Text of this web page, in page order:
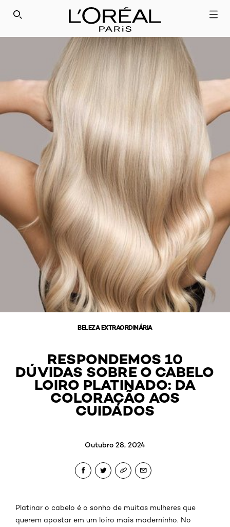
SEARCH THIS SITE
BELEZA EXTRAORDINÁRIA
RESPONDEMOS 10
DÚVIDAS SOBRE O CABELO
LOIRO PLATINADO: DA
COLORAÇÃO AOS
CUIDADOS
Outubro 28, 2024
Platinar o cabelo é o sonho de muitas mulheres que
querem apostar em um loiro mais moderninho. No